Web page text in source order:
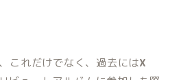
これだけでなく、過去にはX